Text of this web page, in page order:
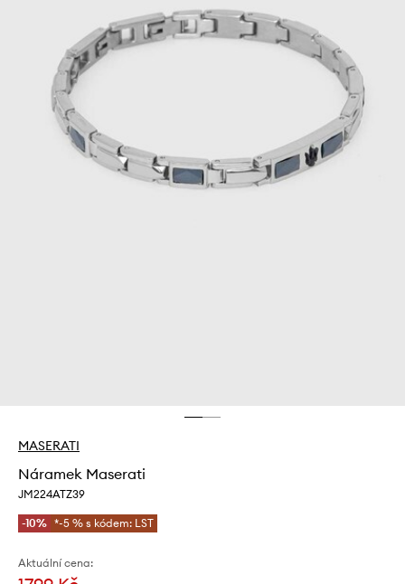
MASERATI
Náramek Maserati
JM224ATZ39
-10% *-5 % s kódem: LST
Aktuální cena: